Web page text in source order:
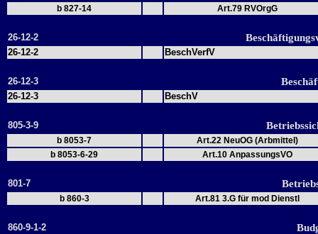
b 827-14 Art.79 RVOrgG
26-12-2
26-12-2 BeschVerfV
26-12-3
26-12-3 BeschV
805-3-9
b 8053-7
Art.22 NeuOG (Arbmittel)
b 8053-6-29
Art.10 AnpassungsVO
801-7
b 860-3 Art.81 3.G für mod Dienstl
860-9-1-2